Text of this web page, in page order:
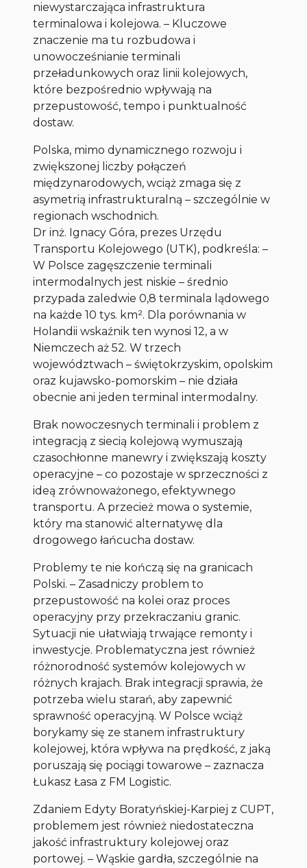
niewystarczająca infrastruktura
terminalowa i kolejowa. – Kluczowe
znaczenie ma tu rozbudowa i
unowocześnianie terminali
przeładunkowych oraz linii kolejowych,
które bezpośrednio wpływają na
przepustowość, tempo i punktualność
dostaw.
Polska, mimo dynamicznego rozwoju i
zwiększonej liczby połączeń
międzynarodowych, wciąż zmaga się z
asymetrią infrastrukturalną – szczególnie w
regionach wschodnich.
Dr inż. Ignacy Góra, prezes Urzędu
Transportu Kolejowego (UTK), podkreśla: –
W Polsce zagęszczenie terminali
intermodalnych jest niskie – średnio
przypada zaledwie 0,8 terminala lądowego
na każde 10 tys. km². Dla porównania w
Holandii wskaźnik ten wynosi 12, a w
Niemczech aż 52. W trzech
województwach – świętokrzyskim, opolskim
oraz kujawsko-pomorskim – nie działa
obecnie ani jeden terminal intermodalny.
Brak nowoczesnych terminali i problem z
integracją z siecią kolejową wymuszają
czasochłonne manewry i zwiększają koszty
operacyjne – co pozostaje w sprzeczności z
ideą zrównoważonego, efektywnego
transportu. A przecież mowa o systemie,
który ma stanowić alternatywę dla
drogowego łańcucha dostaw.
Problemy te nie kończą się na granicach
Polski. – Zasadniczy problem to
przepustowość na kolei oraz proces
operacyjny przy przekraczaniu granic.
Sytuacji nie ułatwiają trwające remonty i
inwestycje. Problematyczna jest również
różnorodność systemów kolejowych w
różnych krajach. Brak integracji sprawia, że
potrzeba wielu starań, aby zapewnić
sprawność operacyjną. W Polsce wciąż
borykamy się ze stanem infrastruktury
kolejowej, która wpływa na prędkość, z jaką
poruszają się pociągi towarowe – zaznacza
Łukasz Łasa z FM Logistic.
Zdaniem Edyty Boratyńskiej-Karpiej z CUPT,
problemem jest również niedostateczna
jakość infrastruktury kolejowej oraz
portowej. – Wąskie gardła, szczególnie na